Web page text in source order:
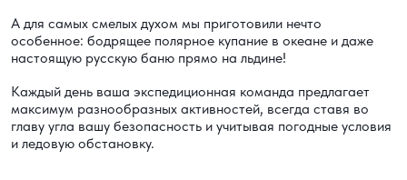
А для самых смелых духом мы приготовили нечто
особенное: бодрящее полярное купание в океане и даже
настоящую русскую баню прямо на льдине!
Каждый день ваша экспедиционная команда предлагает
максимум разнообразных активностей, всегда ставя во
главу угла вашу безопасность и учитывая погодные условия
и ледовую обстановку.